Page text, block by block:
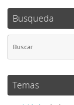
Busqueda
Temas